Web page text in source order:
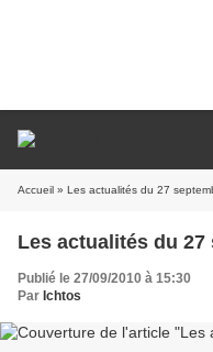
Accueil » Les actualités du 27
Les actualités du 27
Publié le 27/09/2010 à 15:30
Par Ichtos